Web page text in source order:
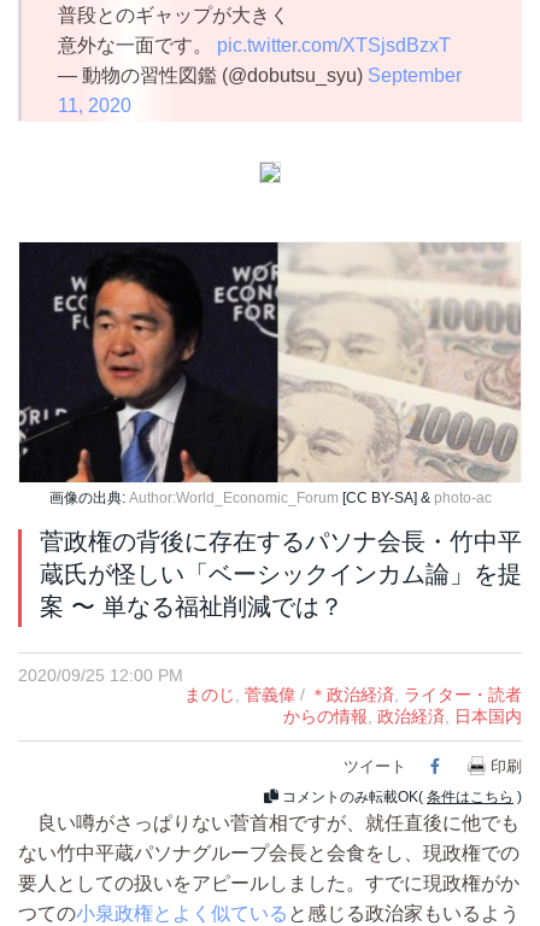
普段とのギャップが大きく
意外な一面です。 pic.twitter.com/XTSjsdBzxT
— 動物の習性図鑑 (@dobutsu_syu) September
11, 2020
画像の出典: Author:World_Economic_Forum [CC BY-SA] & photo-ac
菅政権の背後に存在するパソナ会長・竹中平
蔵氏が怪しい「ベーシックインカム論」を提
案 〜 単なる福祉削減では？
2020/09/25 12:00 PM
まのじ
菅義偉 / ＊政治経済
ライター・読者
からの情報 政治経済 日本国内
ツイート Facebook
印刷
コメントのみ転載OK( 条件はこちら )
良い噂がさっぱりない菅首相ですが、就任直後に他でも
ない竹中平蔵パソナグループ会長と会食をし、現政権での
要人としての扱いをアピールしました。すでに現政権がか
つての小泉政権とよく似ている と感じる政治家もいるよう